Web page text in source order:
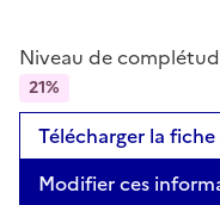
Niveau de
21%
Télécharger la
Modifier ces